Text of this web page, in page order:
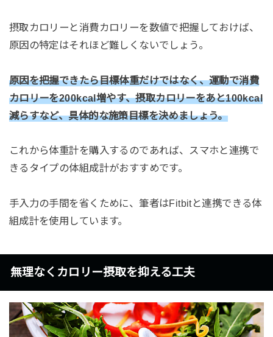
摂取カロリーと消費カロリーを数値で把握しておけば、
原因の特定はそれほど難しくないでしょう。
原因を把握できたら目標体重だけではなく、運動で消費
カロリーを200kcal増やす、摂取カロリーをあと100kcal
減らすなど、具体的な施策目標を決めましょう。
これから体重計を購入するのであれば、スマホと連携で
きるタイプの体組成計がおすすめです。
手入力の手間を省くために、筆者はFitbitと連携できる体
組成計を使用しています。
無理なくカロリー摂取を抑える工夫